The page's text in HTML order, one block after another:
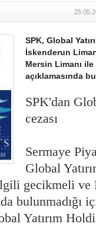
SPK, Global
İskenderun
Mersin Limanı
açıklamasında
SPK'dan
cezası
Sermaye
Global
gecikmeli ve
bulunmadığı
Yatırım